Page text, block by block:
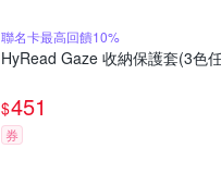
聯名卡最高回饋10%
HyRead Gaze 收納保護套(3色
$451
券